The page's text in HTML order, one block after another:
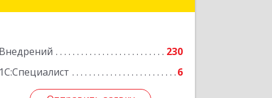
Внедрений
230
1С:Специалист
6